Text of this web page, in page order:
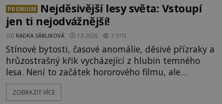
PREMIUM
Nejděsivější lesy světa: Vstoupí
jen ti nejodvážnější!
OD RADKA SÁBLIKOVÁ 1.8.2026 3.5TIS
Stínové bytosti, časové anomálie, děsivé přízraky a
hrůzostrašný křik vycházející z hlubin temného
lesa. Není to začátek hororového filmu, ale
události, které popisují návštěvníci lesů, které jsou
označovány jako nejděsivější na světě. Lidé bydlící
ZOBRAZIT VÍCE